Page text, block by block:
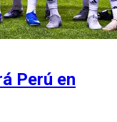
Perú en